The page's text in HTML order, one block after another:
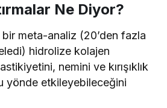
Ne Diyor?
bir meta-analiz (20’den fazla
hidrolize kolajen
nemini ve kırışıklık
yönde etkileyebileceğini